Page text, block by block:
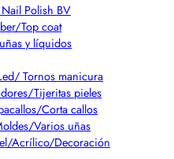
Polish BV
Top coat
y líquidos
Tornos manicura
Tijeritas pieles
Corta callos
Varios uñas
Acrílico/Decoración